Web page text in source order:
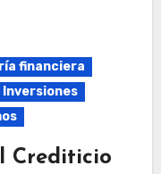
financiera
Inversiones
Crediticio